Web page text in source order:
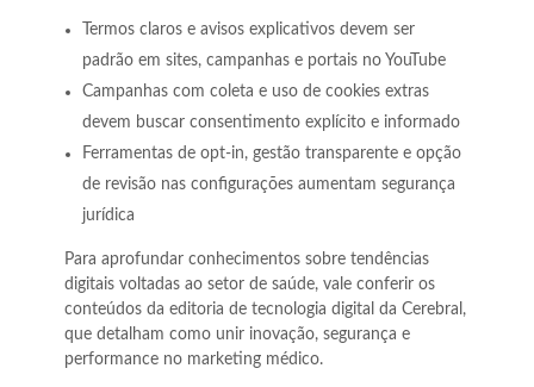
Termos claros e avisos explicativos devem ser
padrão em sites, campanhas e portais no YouTube
Campanhas com coleta e uso de cookies extras
devem buscar consentimento explícito e informado
Ferramentas de opt-in, gestão transparente e opção
de revisão nas configurações aumentam segurança
jurídica
Para aprofundar conhecimentos sobre tendências
digitais voltadas ao setor de saúde, vale conferir os
conteúdos da editoria de tecnologia digital da Cerebral,
que detalham como unir inovação, segurança e
performance no marketing médico.